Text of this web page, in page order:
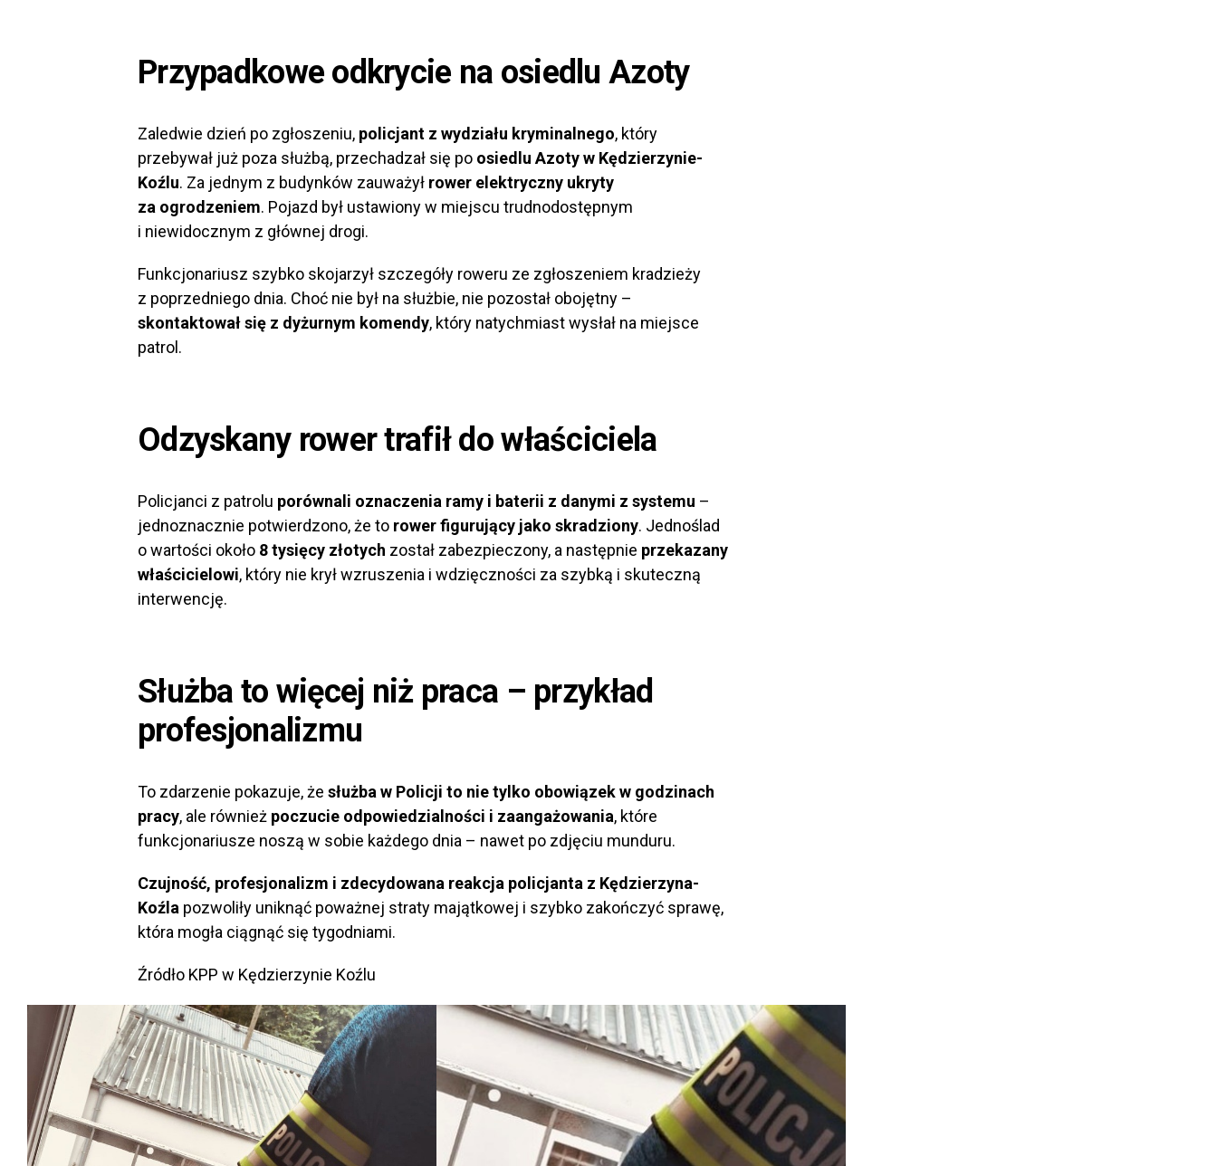
Przypadkowe odkrycie na osiedlu Azoty
Zaledwie dzień po zgłoszeniu, policjant z wydziału kryminalnego, który
przebywał już poza służbą, przechadzał się po osiedlu Azoty w Kędzierzynie-
Koźlu. Za jednym z budynków zauważył rower elektryczny ukryty
za ogrodzeniem. Pojazd był ustawiony w miejscu trudnodostępnym
i niewidocznym z głównej drogi.
Funkcjonariusz szybko skojarzył szczegóły roweru ze zgłoszeniem kradzieży
z poprzedniego dnia. Choć nie był na służbie, nie pozostał obojętny –
skontaktował się z dyżurnym komendy, który natychmiast wysłał na miejsce
patrol.
Odzyskany rower trafił do właściciela
Policjanci z patrolu porównali oznaczenia ramy i baterii z danymi z systemu –
jednoznacznie potwierdzono, że to rower figurujący jako skradziony. Jednoślad
o wartości około 8 tysięcy złotych został zabezpieczony, a następnie przekazany
właścicielowi, który nie krył wzruszenia i wdzięczności za szybką i skuteczną
interwencję.
Służba to więcej niż praca – przykład
profesjonalizmu
To zdarzenie pokazuje, że służba w Policji to nie tylko obowiązek w godzinach
pracy, ale również poczucie odpowiedzialności i zaangażowania, które
funkcjonariusze noszą w sobie każdego dnia – nawet po zdjęciu munduru.
Czujność, profesjonalizm i zdecydowana reakcja policjanta z Kędzierzyna-
Koźla pozwoliły uniknąć poważnej straty majątkowej i szybko zakończyć sprawę,
która mogła ciągnąć się tygodniami.
Źródło KPP w Kędzierzynie Koźlu